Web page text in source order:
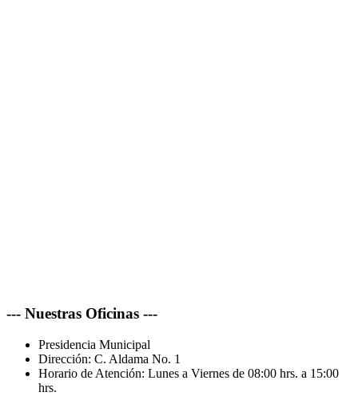
--- Nuestras Oficinas ---
Presidencia Municipal
Dirección: C. Aldama No. 1
Horario de Atención: Lunes a Viernes de 08:00 hrs. a 15:00
hrs.